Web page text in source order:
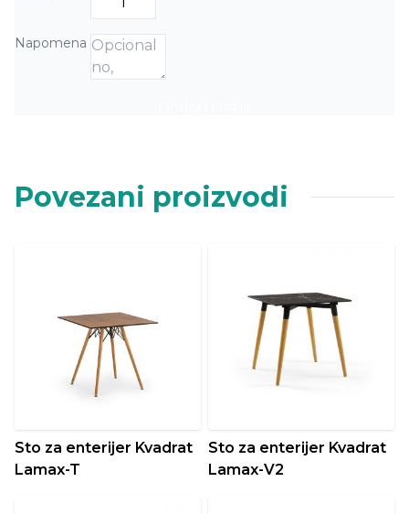
Napomena
Povezani proizvodi
Sto za enterijer Kvadrat
Lamax-T
Sto za enterijer Kvadrat
Lamax-V2